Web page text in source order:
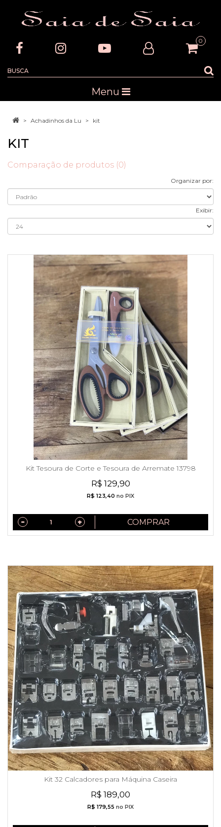
0
Menu
Achadinhos da Lu kit
KIT
Comparação de produtos (0)
Organizar por:
Exibir:
Kit Tesoura de Corte e Tesoura de Arremate 13798
R$ 129,90
R$ 123,40 no PIX
COMPRAR
Kit 32 Calcadores para Máquina Caseira
R$ 189,00
R$ 179,55 no PIX